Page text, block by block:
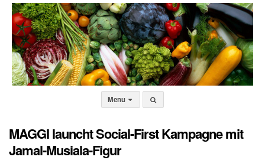
Menu
MAGGI launcht Social-First Kampagne mit
Jamal-Musiala-Figur